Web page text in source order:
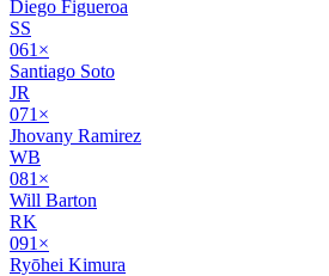
Diego Figueroa
SS
061 ×
Santiago Soto
JR
071 ×
Jhovany Ramirez
WB
081 ×
Will Barton
RK
091 ×
Ryōhei Kimura